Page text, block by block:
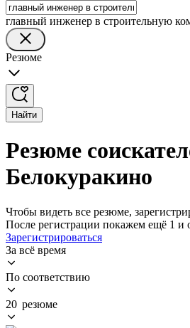
главный инженер в строительную
Резюме
Найти
Резюме
Белокуракино
Чтобы видеть все резюме,
После регистрации покажем ещё 1 и
Зарегистрироваться
За всё время
По соответствию
20 резюме